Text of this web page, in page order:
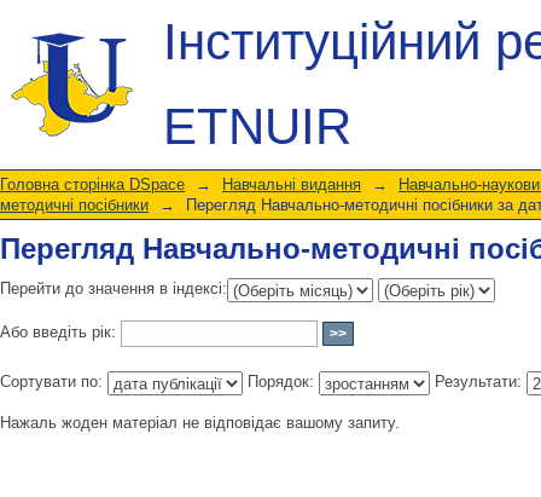
Інституційний
ETNUIR
Перегляд Навчально-методичні
Головна сторінка DSpace → Навчальні видання →
Навчально-
методичні посібники
→ Перегляд Навчально-методичні посібники за
Перегляд Навчально-методичні
Перейти до значення в індексі:
Або введіть рік:
Сортувати по: Порядок: Результати:
Нажаль жоден матеріал не відповідає вашому запиту.